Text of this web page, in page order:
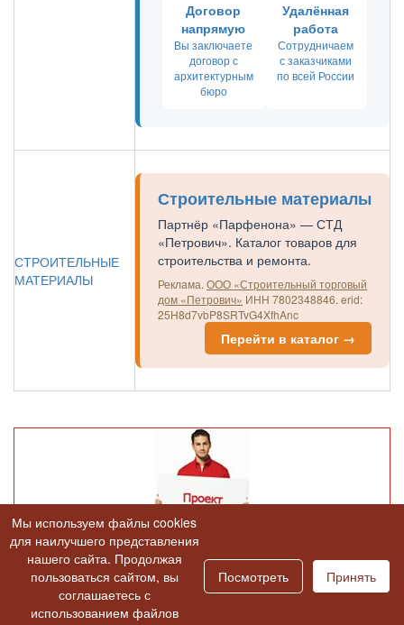
Договор
напрямую
Вы заключаете
договор с
архитектурным
бюро
Удалённая
работа
Сотрудничаем
с заказчиками
по всей России
СТРОИТЕЛЬНЫЕ
МАТЕРИАЛЫ
Строительные материалы
Партнёр «Парфенона» — СТД
«Петрович». Каталог товаров для
строительства и ремонта.
Реклама. ООО «Строительный торговый
дом «Петрович» ИНН 7802348846. erid:
25H8d7vbP8SRTvG4XfhAnc
Перейти в каталог →
Назад в раздел
Мы используем файлы cookies
для наилучшего представления
нашего сайта. Продолжая
пользоваться сайтом, вы
соглашаетесь с
использованием файлов
Посмотреть Принять